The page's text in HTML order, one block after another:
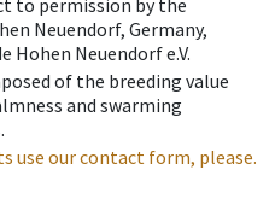
Neuendorf, Germany,
Neuendorf e.V.
of the breeding value
and swarming
use our contact form, please.